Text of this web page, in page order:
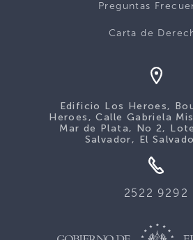
Preguntas
Carta de
Edificio Los Heroes,
Heroes, Calle Gabriela
Mar de Plata, No 2,
Salvador, El
2522 9292